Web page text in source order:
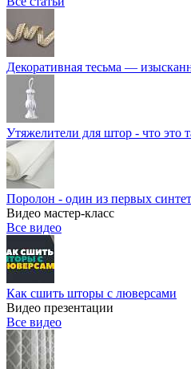
Декоративная тесьма —
Утяжелители для штор - что это
Поролон - один из первых
Видео мастер-класс
Все видео
Как сшить шторы с люверсами
Видео презентации
Все видео